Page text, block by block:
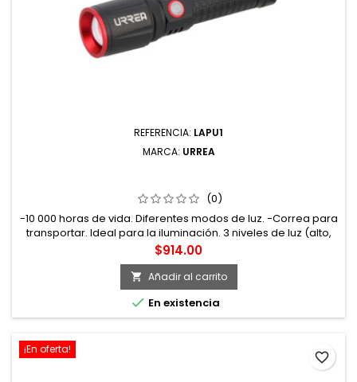
REFERENCIA: LAPU1
MARCA: URREA
(0)
-10 000 horas de vida. Diferentes modos de luz. -Correa para
transportar. Ideal para la iluminación. 3 niveles de luz (alto,
bajo, intermitente). -Pantalla de cristal. Correa de mano
para transportar. Cuerpo de aluminio. -Uso pesado. LED
CREE. Tecnología LITIO-ION. -Distancia de luz 300m. -Linterna
de alta potencia 1000 lm 6W.
Precio
$914.00
 Añadir al carrito
 En existencia
¡En oferta!
favorite_border